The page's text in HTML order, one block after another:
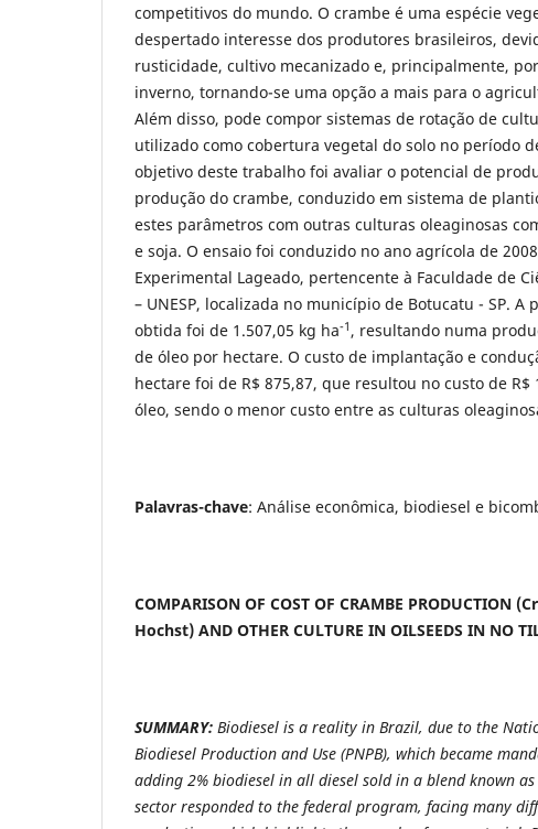
competitivos do mundo. O crambe é uma espécie
despertado interesse dos produtores brasileiros,
rusticidade, cultivo mecanizado e, principalmente,
inverno, tornando-se uma opção a mais para o
Além disso, pode compor sistemas de rotação de
utilizado como cobertura vegetal do solo no período
objetivo deste trabalho foi avaliar o potencial de
produção do crambe, conduzido em sistema de
estes parâmetros com outras culturas oleaginosas
e soja. O ensaio foi conduzido no ano agrícola de
Experimental Lageado, pertencente à Faculdade de
– UNESP, localizada no município de Botucatu - SP. A
obtida foi de 1.507,05 kg ha-1 , resultando numa
de óleo por hectare. O custo de implantação e
hectare foi de R$ 875,87, que resultou no custo de
óleo, sendo o menor custo entre as culturas
Palavras-chave: Análise econômica, biodiesel e
COMPARISON OF COST OF CRAMBE PRODUCTION
Hochst) AND OTHER CULTURE IN OILSEEDS IN NO
SUMMARY: Biodiesel is a reality in Brazil, due to the
Biodiesel Production and Use (PNPB), which became
adding 2% biodiesel in all diesel sold in a blend known as
sector responded to the federal program, facing many